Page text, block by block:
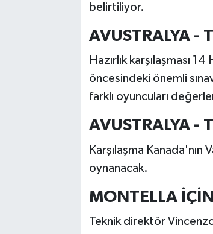
belirtiliyor.
AVUSTRALYA -
Hazırlık karşılaşması
öncesindeki önemli
farklı oyuncuları
AVUSTRALYA -
Karşılaşma
oynanacak.
MONTELLA
Teknik direktör Vincenzo